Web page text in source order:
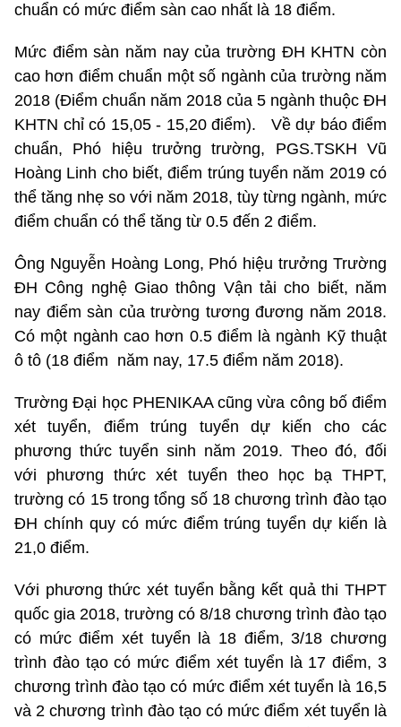
chuẩn có mức điểm sàn cao nhất là 18 điểm.
Mức điểm sàn năm nay của trường ĐH KHTN còn
cao hơn điểm chuẩn một số ngành của trường năm
2018 (Điểm chuẩn năm 2018 của 5 ngành thuộc ĐH
KHTN chỉ có 15,05 - 15,20 điểm). Về dự báo điểm
chuẩn, Phó hiệu trưởng trường, PGS.TSKH Vũ
Hoàng Linh cho biết, điểm trúng tuyển năm 2019 có
thể tăng nhẹ so với năm 2018, tùy từng ngành, mức
điểm chuẩn có thể tăng từ 0.5 đến 2 điểm.
Ông Nguyễn Hoàng Long, Phó hiệu trưởng Trường
ĐH Công nghệ Giao thông Vận tải cho biết, năm
nay điểm sàn của trường tương đương năm 2018.
Có một ngành cao hơn 0.5 điểm là ngành Kỹ thuật
ô tô (18 điểm năm nay, 17.5 điểm năm 2018).
Trường Đại học PHENIKAA cũng vừa công bố điểm
xét tuyển, điểm trúng tuyển dự kiến cho các
phương thức tuyển sinh năm 2019. Theo đó, đối
với phương thức xét tuyển theo học bạ THPT,
trường có 15 trong tổng số 18 chương trình đào tạo
ĐH chính quy có mức điểm trúng tuyển dự kiến là
21,0 điểm.
Với phương thức xét tuyển bằng kết quả thi THPT
quốc gia 2018, trường có 8/18 chương trình đào tạo
có mức điểm xét tuyển là 18 điểm, 3/18 chương
trình đào tạo có mức điểm xét tuyển là 17 điểm, 3
chương trình đào tạo có mức điểm xét tuyển là 16,5
và 2 chương trình đào tạo có mức điểm xét tuyển là